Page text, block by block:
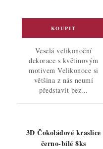
Veselá velikonoční
dekorace s květinovým
motivem Velikonoce si
většina z nás neumí
představit bez...
3D Čokoládové kraslice
černo-bílé 8ks